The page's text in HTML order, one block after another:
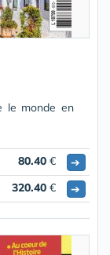
le monde en
80.40 €
➔
320.40 € ➔